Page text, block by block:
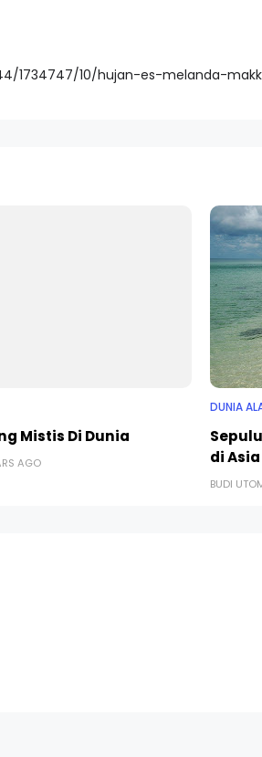
1734747/10/hujan-es-melanda-
Mistis Di Dunia
AGO
DUNIA
di Asia
BUDI